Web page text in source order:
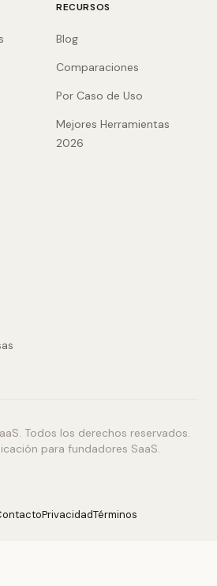
RECURSOS
Blog
Comparaciones
Por Caso de Uso
Mejores Herramientas
2026
Todos los derechos reservados.
para fundadores SaaS.
PrivacidadTérminos